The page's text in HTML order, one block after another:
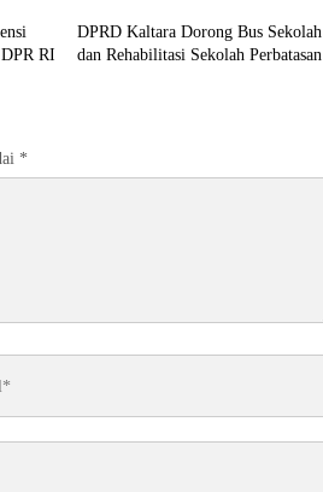
RI
DPRD Kaltara Dorong Bus Sekolah
dan Rehabilitasi Sekolah Perbatasan
*